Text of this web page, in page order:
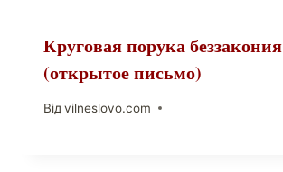
Круговая порука беззакония
(открытое письмо)
Від vilneslovo.com